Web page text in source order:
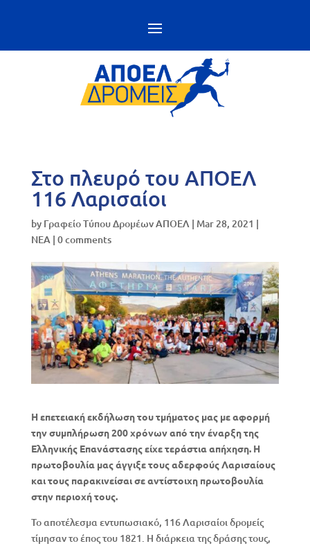
Στο πλευρό του ΑΠΟΕΛ
116 Λαρισαίοι
by Γραφείο Τύπου Δρομέων ΑΠΟΕΛ | Mar 28, 2021 |
NEA | 0 comments
Η επετειακή εκδήλωση του τμήματος μας με αφορμή
την συμπλήρωση 200 χρόνων από την έναρξη της
Ελληνικής Επανάστασης είχε τεράστια απήχηση. Η
πρωτοβουλία μας άγγιξε τους αδερφούς Λαρισαίους
και τους παρακινείσαι σε αντίστοιχη πρωτοβουλία
στην περιοχή τους.
Το αποτέλεσμα εντυπωσιακό, 116 Λαρισαίοι δρομείς
τίμησαν το έπος του 1821. Η διάρκεια της δράσης τους,